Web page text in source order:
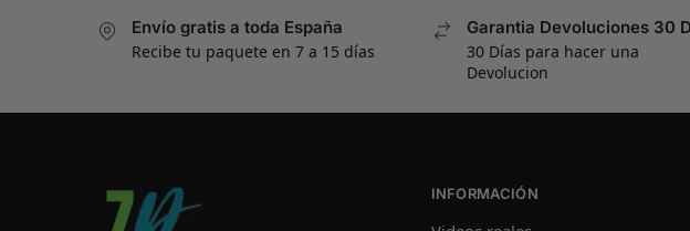
Envío gratis a toda España
Recibe tu paquete en 7 a 15 días
Garantia Devoluciones 30
30 Días para hacer una
Devolucion
INFORMACIÓN